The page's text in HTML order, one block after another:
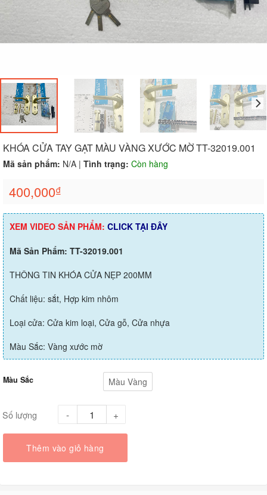
KHÓA CỬA TAY GẠT MÀU VÀNG XƯỚC MỜ TT-32019.001
Mã sản phẩm: N/A | Tình trạng: Còn hàng
400,000₫
XEM VIDEO SẢN PHẨM: CLICK TẠI ĐÂY
Mã Sản Phẩm: TT-32019.001
THÔNG TIN KHÓA CỬA NẸP 200MM
Chất liệu: sắt, Hợp kim nhôm
Loại cửa: Cửa kim loại, Cửa gỗ, Cửa nhựa
Màu Sắc: Vàng xước mờ
Màu Sắc Màu Vàng
Số lượng
Thêm vào giỏ hàng